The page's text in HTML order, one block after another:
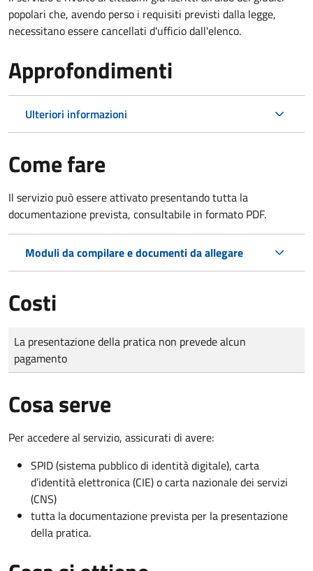
popolari che, avendo perso i requisiti previsti dalla legge,
necessitano essere cancellati d'ufficio dall'elenco.
Approfondimenti
Ulteriori informazioni
Come fare
Il servizio può essere attivato presentando tutta la
documentazione prevista, consultabile in formato PDF.
Moduli da compilare e documenti da allegare
Costi
Tipo di pagamento
Importo
La presentazione della pratica non prevede alcun
pagamento
Cosa serve
Per accedere al servizio, assicurati di avere:
SPID (sistema pubblico di identità digitale), carta
d’identità elettronica (CIE) o carta nazionale dei servizi
(CNS)
tutta la documentazione prevista per la presentazione
della pratica.